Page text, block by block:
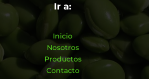
Ir a:
Inicio
Nosotros
Productos
Contacto